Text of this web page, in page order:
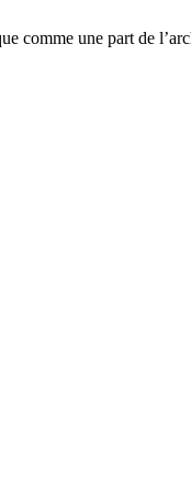
comme une part de